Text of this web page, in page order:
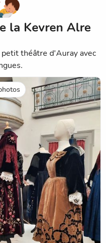
la Kevren Alre
théâtre d'Auray avec